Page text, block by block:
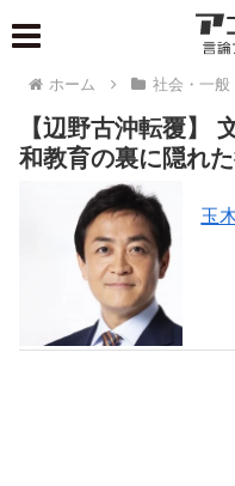
ホーム 社会・一般
【辺野古沖転覆】
和教育の裏に隠れ
玉